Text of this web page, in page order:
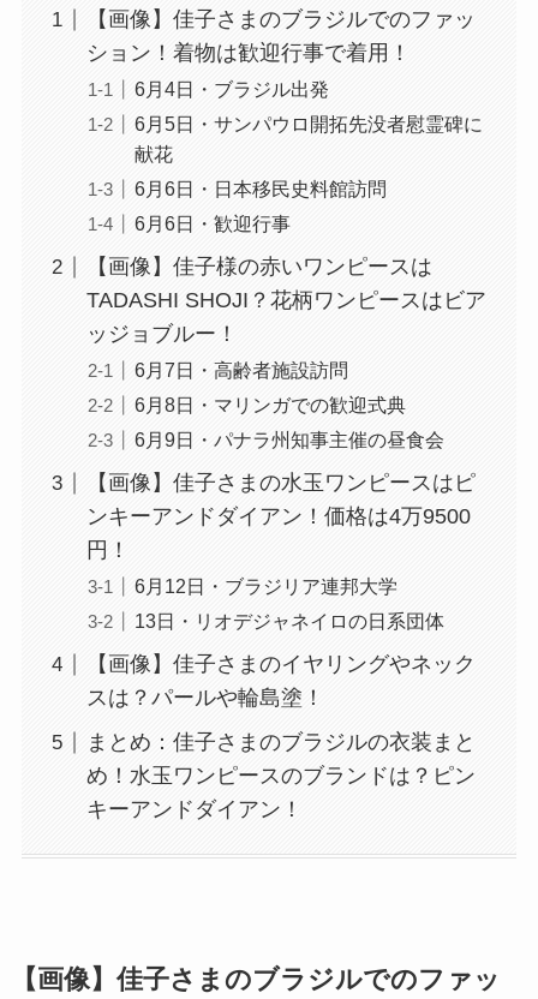
【画像】佳子さまのブラジルでのファッ
ション！着物は歓迎行事で着用！
6月4日・ブラジル出発
6月5日・サンパウロ開拓先没者慰霊碑に
献花
6月6日・日本移民史料館訪問
6月6日・歓迎行事
【画像】佳子様の赤いワンピースは
TADASHI SHOJI？花柄ワンピースはビア
ッジョブルー！
6月7日・高齢者施設訪問
6月8日・マリンガでの歓迎式典
6月9日・パナラ州知事主催の昼食会
【画像】佳子さまの水玉ワンピースはピ
ンキーアンドダイアン！価格は4万9500
円！
6月12日・ブラジリア連邦大学
13日・リオデジャネイロの日系団体
【画像】佳子さまのイヤリングやネック
スは？パールや輪島塗！
まとめ：佳子さまのブラジルの衣装まと
め！水玉ワンピースのブランドは？ピン
キーアンドダイアン！
【画像】佳子さまのブラジルでのファッ